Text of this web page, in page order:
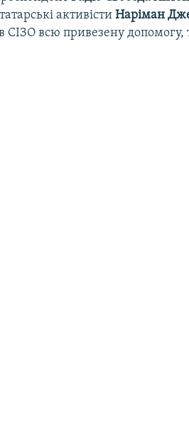
активістиНаріман
СІЗО всю привезену